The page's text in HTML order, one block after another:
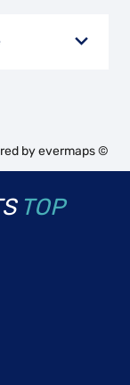
byevermaps ©
TOP